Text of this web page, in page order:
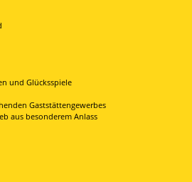
und Glücksspiele
Gaststättengewerbes
aus besonderem Anlass